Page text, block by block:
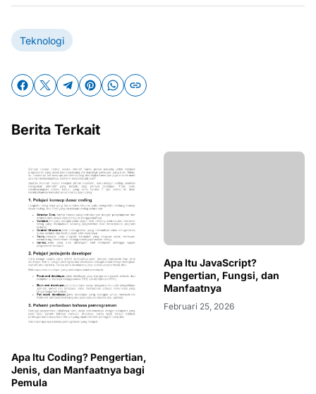
Teknologi
Berita Terkait
Apa Itu Coding? Pengertian,
Jenis, dan Manfaatnya bagi
Pemula
Apa Itu JavaScript?
Pengertian, Fungsi, dan
Manfaatnya
Februari 25, 2026